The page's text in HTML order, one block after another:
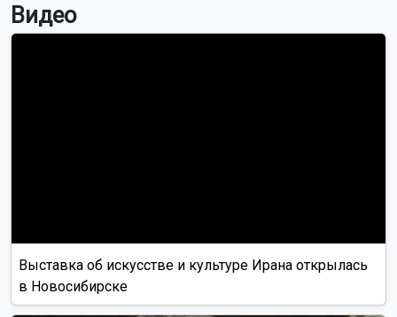
Видео
Выставка об искусстве и культуре Ирана открылась
в Новосибирске